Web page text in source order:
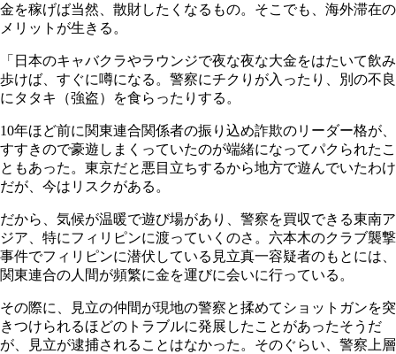
金を稼げば当然、散財したくなるもの。そこでも、海外滞在の
メリットが生きる。
「日本のキャバクラやラウンジで夜な夜な大金をはたいて飲み
歩けば、すぐに噂になる。警察にチクりが入ったり、別の不良
にタタキ（強盗）を食らったりする。
10年ほど前に関東連合関係者の振り込め詐欺のリーダー格が、
すすきので豪遊しまくっていたのが端緒になってパクられたこ
ともあった。東京だと悪目立ちするから地方で遊んでいたわけ
だが、今はリスクがある。
だから、気候が温暖で遊び場があり、警察を買収できる東南ア
ジア、特にフィリピンに渡っていくのさ。六本木のクラブ襲撃
事件でフィリピンに潜伏している見立真一容疑者のもとには、
関東連合の人間が頻繁に金を運びに会いに行っている。
その際に、見立の仲間が現地の警察と揉めてショットガンを突
きつけられるほどのトラブルに発展したことがあったそうだ
が、見立が逮捕されることはなかった。そのぐらい、警察上層